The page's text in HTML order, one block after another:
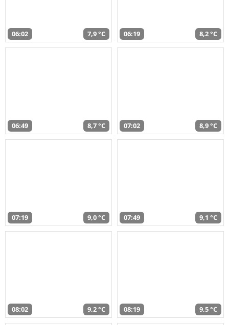
06:02 7,9 °C 06:19 8,2 °C
06:49 8,7 °C 07:02 8,9 °C
07:19 9,0 °C 07:49 9,1 °C
08:02 9,2 °C 08:19 9,5 °C